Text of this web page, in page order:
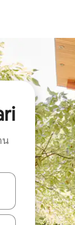
น
การค้นหา